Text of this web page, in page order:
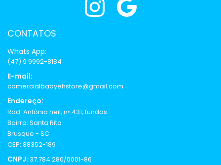
CONTATOS
Whats App:
(47) 9 9992-8184
E-mail:
comercialbabyehstore@gmail.com
Endereço:
Rod. Antônio heil, n• 431, fundos
Bairro: Santa Rita
Brusque - SC
CEP: 88352-189
CNPJ: 37.784.280/0001-86